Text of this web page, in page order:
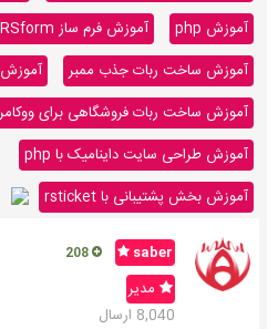
آموزش php
آموزش فرم ساز RSform
آموزش ساخت ربات جذب ممبر
آموزش ساخت ربات فروشگاهی برای
آموزش طراحی سایت داینامیک با php
آموزش بخش پشتیبانی با rsticket
saber
مدیر
8,040 ارسال